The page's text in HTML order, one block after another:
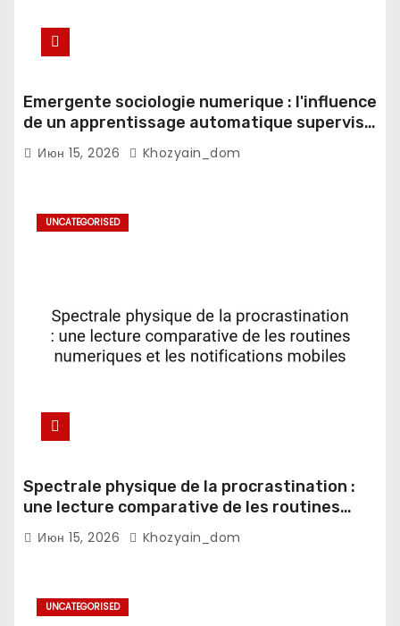
Emergente sociologie numerique : l'influence
de un apprentissage automatique supervise
sur les espaces domestiques
Июн 15, 2026 Khozyain_dom
UNCATEGORISED
Spectrale physique de la procrastination :
une lecture comparative de les routines
numeriques et les notifications mobiles
Июн 15, 2026 Khozyain_dom
UNCATEGORISED